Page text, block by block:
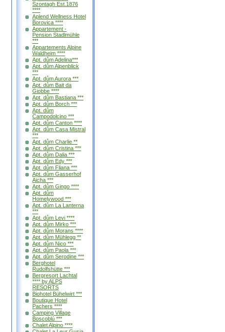
Szontagh Est.1876
****
Aplend Wellness Hotel
Borovica ****
Appartement -
Pension Stadlmühle
***
Appartements Alpine
Waldheim ****
Apt. dům Adelina***
Apt. dům Alpenblick
***
Apt. dům Aurora ***
Apt. dům Bait da
Giobbe ****
Apt. dům Bastiana ***
Apt. dům Borch ***
Apt. dům
Campodolcino ***
Apt. dům Canton ****
Apt. dům Casa Mistral
***
Apt. dům Charlie **
Apt. dům Cristina ***
Apt. dům Dalia ***
Apt. dům Edy ***
Apt. dům Fliana ***
Apt. dům Gasserhof
Aicha ***
Apt. dům Gingo ****
Apt. dům
Homelywood ***
Apt. dům La Lanterna
***
Apt. dům Levi ****
Apt. dům Mirko ***
Apt. dům Morans ****
Apt. dům Mühlegg **
Apt. dům Nico ***
Apt. dům Paola ***
Apt. dům Serodine ***
Berghotel
Rudolfshütte ***
Bergresort Lachtal
**** by ALPS
RESORTS
Biohotel Bühelwirt ***
Boutique Hotel
Pachers ****
Camping Village
Boscoblú ***
Chalet Alpino ****